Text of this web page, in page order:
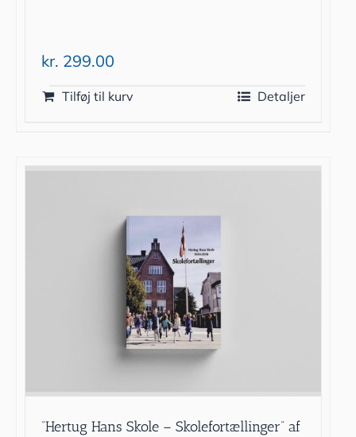
kr. 299.00
Tilføj til kurv Detaljer
”Hertug Hans Skole – Skolefortællinger” af